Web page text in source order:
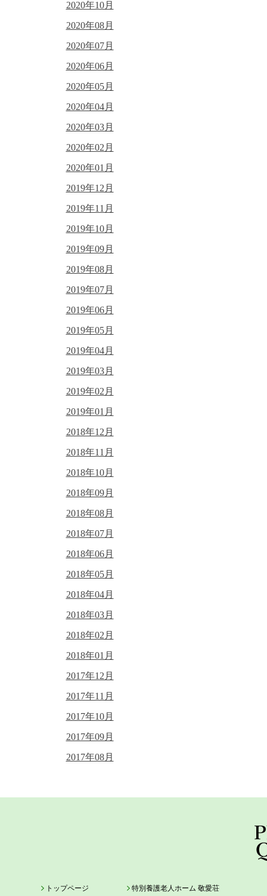
2020年10月
2020年08月
2020年07月
2020年06月
2020年05月
2020年04月
2020年03月
2020年02月
2020年01月
2019年12月
2019年11月
2019年10月
2019年09月
2019年08月
2019年07月
2019年06月
2019年05月
2019年04月
2019年03月
2019年02月
2019年01月
2018年12月
2018年11月
2018年10月
2018年09月
2018年08月
2018年07月
2018年06月
2018年05月
2018年04月
2018年03月
2018年02月
2018年01月
2017年12月
2017年11月
2017年10月
2017年09月
2017年08月
トップページ
特別養護老人ホーム 敬愛荘